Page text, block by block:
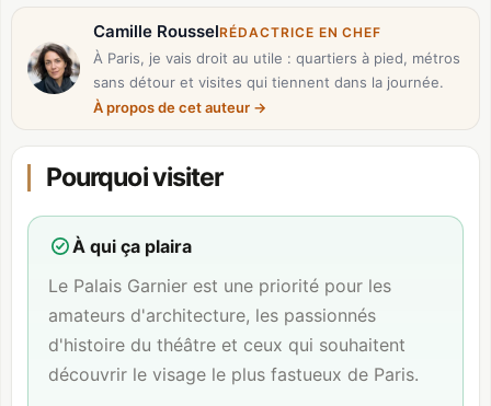
Camille RousselRÉDACTRICE EN CHEF
À Paris, je vais droit au utile : quartiers à pied, métros
sans détour et visites qui tiennent dans la journée.
À propos de cet auteur →
Pourquoi visiter
À qui ça plaira
Le Palais Garnier est une priorité pour les
amateurs d'architecture, les passionnés
d'histoire du théâtre et ceux qui souhaitent
découvrir le visage le plus fastueux de Paris.